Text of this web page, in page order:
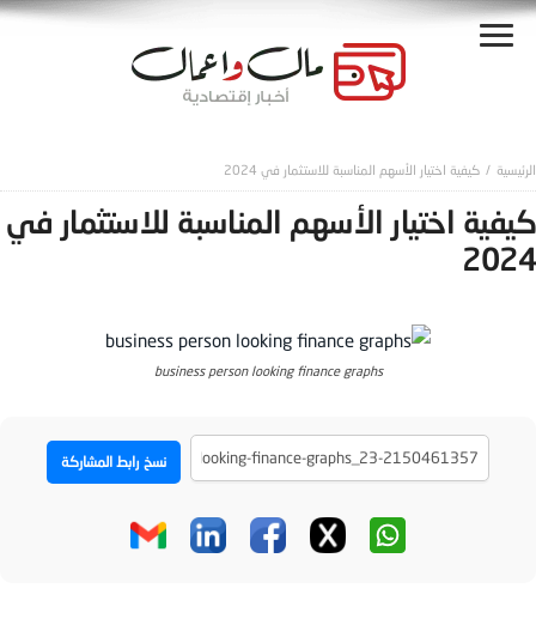
كيفية اختيار الأسهم المناسبة للاستثمار في 2024
كيفية اختيار الأسهم المناسبة للاستثمار في
2024
business person looking finance graphs
نسخ رابط المشاركة